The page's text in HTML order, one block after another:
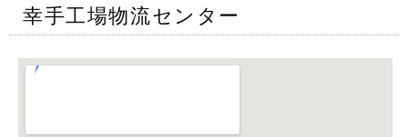
幸手工場物流センター